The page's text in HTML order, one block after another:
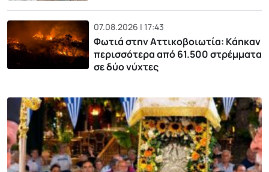
07.08.2026 | 17:43
Φωτιά στην Αττικοβοιωτία: Kάηκαν
περισσότερα από 61.500 στρέμματα
σε δύο νύχτες